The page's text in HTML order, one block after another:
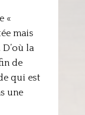
«
mais
la
de
qui est
une